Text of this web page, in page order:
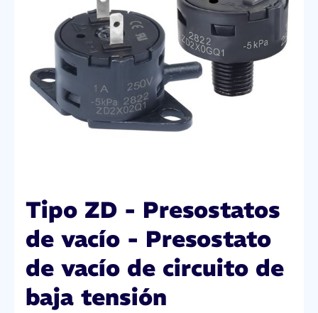
Tipo ZD - Presostatos
de vacío - Presostato
de vacío de circuito de
baja tensión